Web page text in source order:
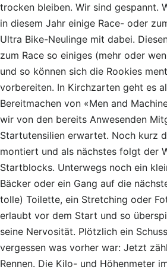
trocken bleiben. Wir sind gespannt.
in diesem Jahr einige Race- oder
Ultra Bike-Neulinge mit dabei.
zum Race so einiges (mehr oder
und so können sich die Rookies
vorbereiten. In Kirchzarten geht es
Bereitmachen von «Men and
wir von den bereits Anwesenden
Startutensilien erwartet. Noch kurz
montiert und als nächstes folgt der
Startblocks. Unterwegs noch ein
Bäcker oder ein Gang auf die
tolle) Toilette, ein Stretching oder
erlaubt vor dem Start und so
seine Nervosität. Plötzlich ein
vergessen was vorher war: Jetzt
Rennen. Die Kilo- und Höhenmeter